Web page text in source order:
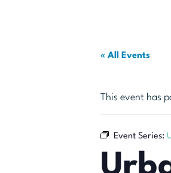
« All Events
This event has
Event Series: